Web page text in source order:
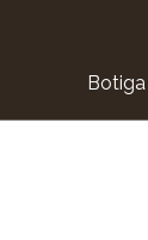
Botiga